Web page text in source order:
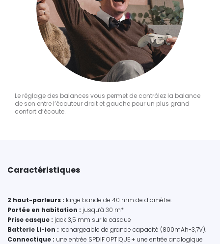
Le réglage des balances vous permet de contrôlez la balance
de son entre l’écouteur droit et gauche pour un plus grand
confort d’écoute.
Caractéristiques
2 haut-parleurs : large bande de 40 mm de diamètre.
Portée en habitation : jusqu’à 30 m*
Prise casque : jack 3,5 mm sur le casque
Batterie Li-ion : rechargeable de grande capacité (800mAh-3,7V).
Connectique : une entrée SPDIF OPTIQUE + une entrée analogique